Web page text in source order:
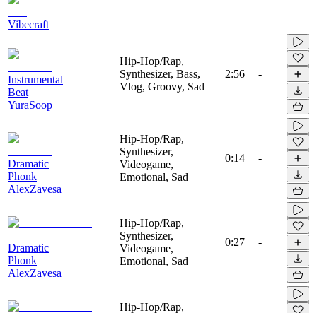
Vibecraft
Instrumental
Beat
YuraSoop
Hip-Hop/Rap,
Synthesizer, Bass,
Vlog, Groovy, Sad
2:56 -
Dramatic
Phonk
AlexZavesa
Hip-Hop/Rap,
Synthesizer,
Videogame,
Emotional, Sad
0:14 -
Dramatic
Phonk
AlexZavesa
Hip-Hop/Rap,
Synthesizer,
Videogame,
Emotional, Sad
0:27 -
Hip-Hop/Rap,